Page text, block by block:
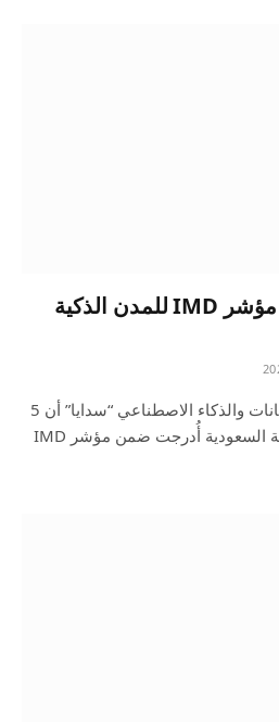
5 مدن سعودية ضمن مؤشر IMD للمدن الذكية
أوضحت الهيئة السعودية للبيانات والذكاء الاصطناعي “سدايا” أن 5
مدن ذكية في المملكة العربية السعودية أُدرجت ضمن مؤشر IMD